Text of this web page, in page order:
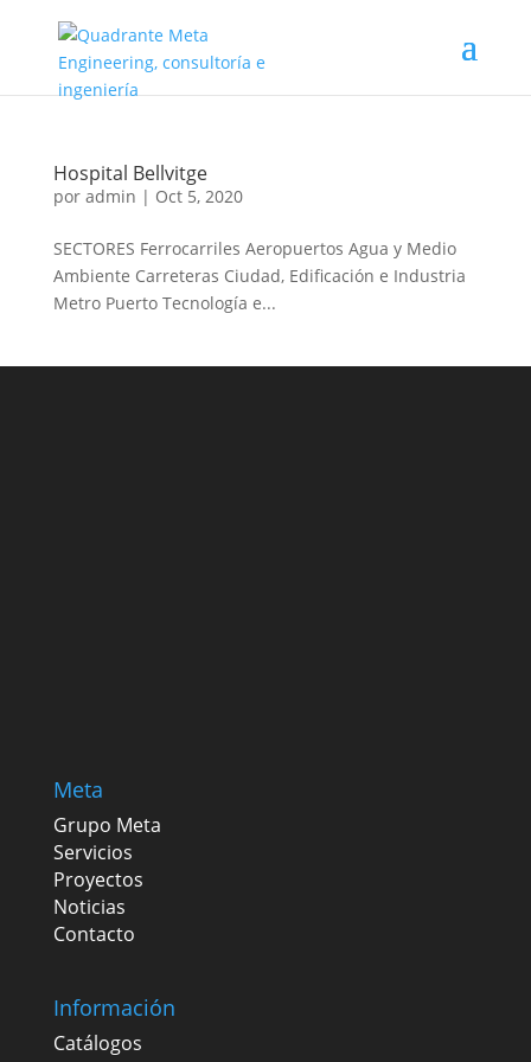
Hospital Bellvitge
por admin | Oct 5, 2020
SECTORES Ferrocarriles Aeropuertos Agua y Medio
Ambiente Carreteras Ciudad, Edificación e Industria
Metro Puerto Tecnología e...
Meta
Grupo Meta
Servicios
Proyectos
Noticias
Contacto
Información
Catálogos